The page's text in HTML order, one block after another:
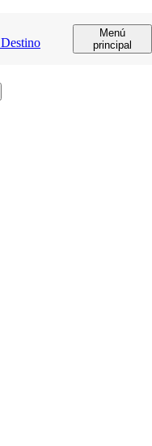
Destino
Menú
principal